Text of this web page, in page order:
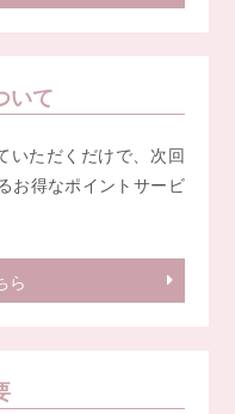
いて
いただくだけで、次回
お得なポイントサービ
ら